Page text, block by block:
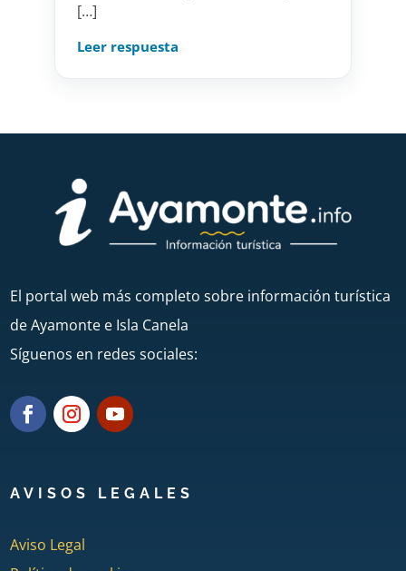
[…]
Leer respuesta
El portal web más completo sobre información turística
de Ayamonte e Isla Canela
Síguenos en redes sociales:
AVISOS LEGALES
Aviso Legal